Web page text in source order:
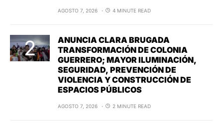
AGOSTO 7, 2026 4 MINUTE READ
ANUNCIA CLARA BRUGADA
TRANSFORMACIÓN DE COLONIA
GUERRERO; MAYOR ILUMINACIÓN,
SEGURIDAD, PREVENCIÓN DE
VIOLENCIA Y CONSTRUCCIÓN DE
ESPACIOS PÚBLICOS
AGOSTO 7, 2026 2 MINUTE READ